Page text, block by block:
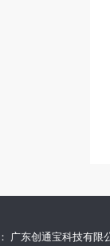
广东创通宝科技有限